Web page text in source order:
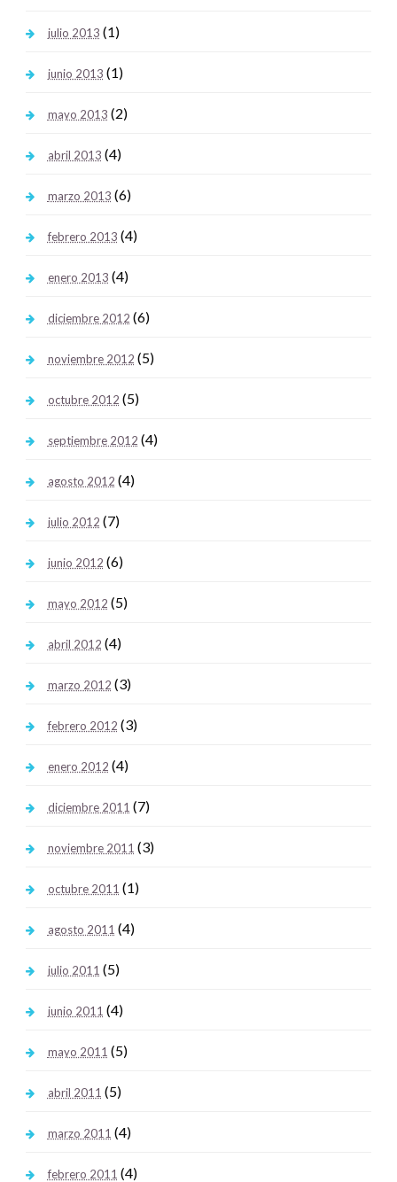
julio 2013 (1)
junio 2013 (1)
mayo 2013 (2)
abril 2013 (4)
marzo 2013 (6)
febrero 2013 (4)
enero 2013 (4)
diciembre 2012 (6)
noviembre 2012 (5)
octubre 2012 (5)
septiembre 2012 (4)
agosto 2012 (4)
julio 2012 (7)
junio 2012 (6)
mayo 2012 (5)
abril 2012 (4)
marzo 2012 (3)
febrero 2012 (3)
enero 2012 (4)
diciembre 2011 (7)
noviembre 2011 (3)
octubre 2011 (1)
agosto 2011 (4)
julio 2011 (5)
junio 2011 (4)
mayo 2011 (5)
abril 2011 (5)
marzo 2011 (4)
febrero 2011 (4)